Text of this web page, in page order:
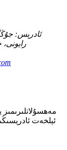
ئادرېس:
رايونى، خۇەيىڭ
مەھسۇلاتلىرىمىز